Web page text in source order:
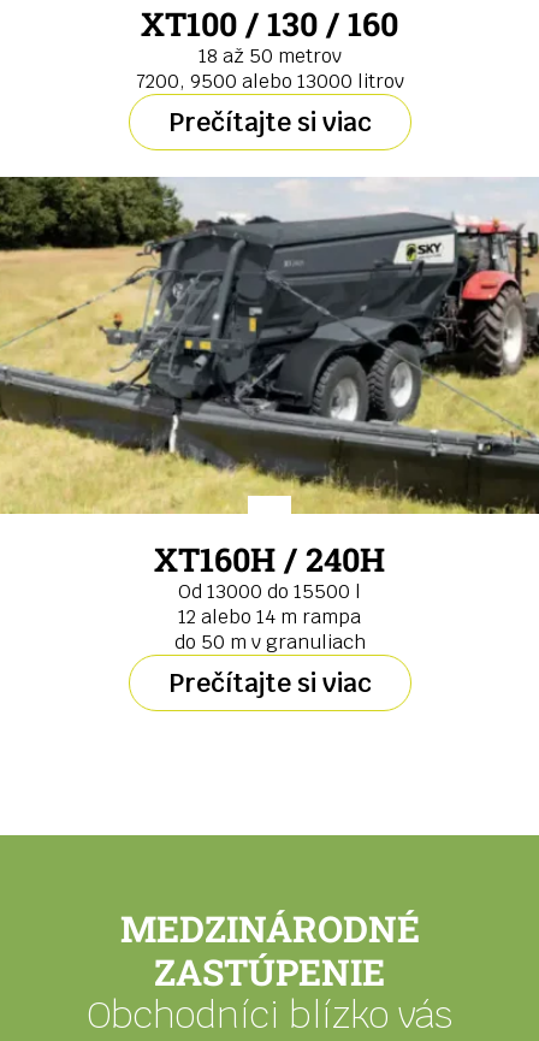
XT100 / 130 / 160
18 až 50 metrov
7200, 9500 alebo 13000 litrov
Prečítajte si viac
XT160H / 240H
Od 13000 do 15500 l
12 alebo 14 m rampa
do 50 m v granuliach
Prečítajte si viac
MEDZINÁRODNÉ
ZASTÚPENIE
Obchodníci blízko vás